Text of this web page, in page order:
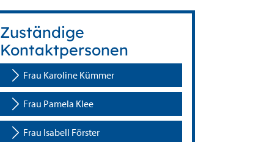
Zuständige
Kontaktpersonen
Frau Karoline Kümmer
Frau Pamela Klee
Frau Isabell Förster